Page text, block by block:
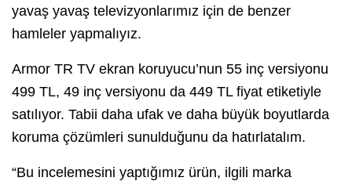
yavaş yavaş televizyonlarımız için de benzer
hamleler yapmalıyız.
Armor TR TV ekran koruyucu’nun 55 inç versiyonu
499 TL, 49 inç versiyonu da 449 TL fiyat etiketiyle
satılıyor. Tabii daha ufak ve daha büyük boyutlarda
koruma çözümleri sunulduğunu da hatırlatalım.
“Bu incelemesini yaptığımız ürün, ilgili marka